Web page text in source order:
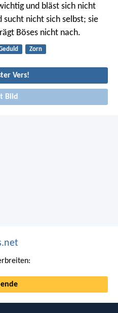
und bläst sich nicht
nicht sich selbst; sie
Böses nicht nach.
Zorn
Vers!
Bild